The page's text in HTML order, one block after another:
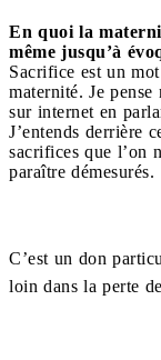
En quoi la
même jusqu’à
Sacrifice est un
maternité. Je
sur internet en
J’entends derrière
sacrifices que l’on
paraître démesurés.
C’est un don
loin dans la perte